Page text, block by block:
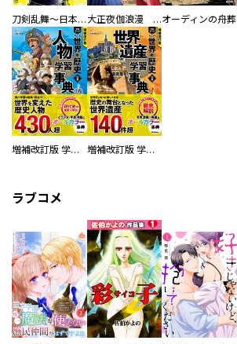
刀剣乱舞～日本号つれづれ酒～ 大正夜伽浪漫 －金曜日の花嫁—オーディンの舟葬
増補改訂版 学研まんが NEW世界の歴史 別巻 人物学習事典 増補改訂版 学研まんが NEW世界の歴史 別巻 世界遺産学習事典
ラブコメ